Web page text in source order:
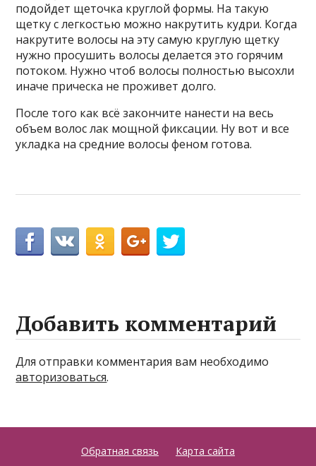
подойдет щеточка круглой формы. На такую
щетку с легкостью можно накрутить кудри. Когда
накрутите волосы на эту самую круглую щетку
нужно просушить волосы делается это горячим
потоком. Нужно чтоб волосы полностью высохли
иначе прическа не проживет долго.
После того как всё закончите нанести на весь
объем волос лак мощной фиксации. Ну вот и все
укладка на средние волосы феном готова.
Добавить комментарий
Для отправки комментария вам необходимо
авторизоваться.
Обратная связь Карта сайта